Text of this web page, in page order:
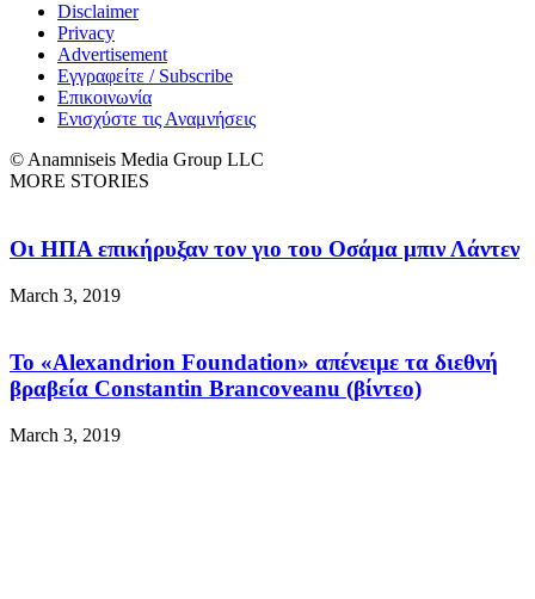
Disclaimer
Privacy
Advertisement
Εγγραφείτε / Subscribe
Επικοινωνία
Ενισχύστε τις Αναμνήσεις
© Anamniseis Media Group LLC
MORE STORIES
Οι ΗΠΑ επικήρυξαν τον γιο του Οσάμα μπιν Λάντεν
March 3, 2019
Το «Alexandrion Foundation» απένειμε τα διεθνή
βραβεία Constantin Brancoveanu (βίντεο)
March 3, 2019